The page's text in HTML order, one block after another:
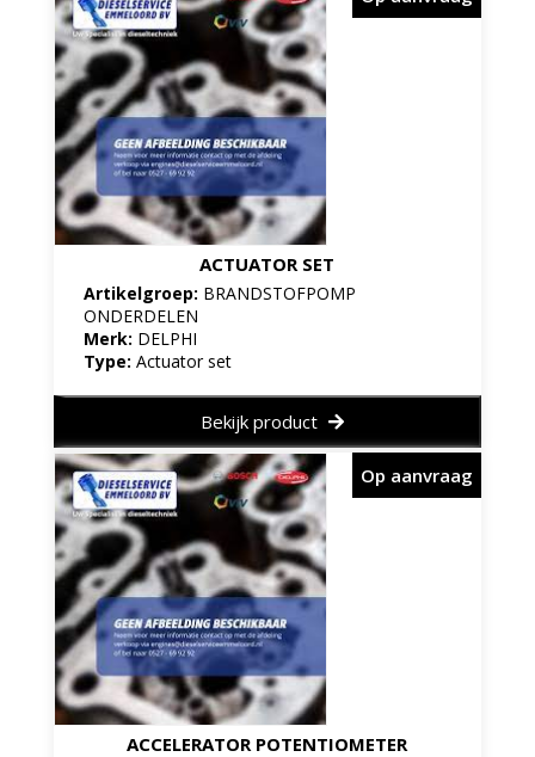
ACTUATOR SET
Artikelgroep: BRANDSTOFPOMP
ONDERDELEN
Merk: DELPHI
Type: Actuator set
Bekijk product
ACCELERATOR POTENTIOMETER
Op aanvraag